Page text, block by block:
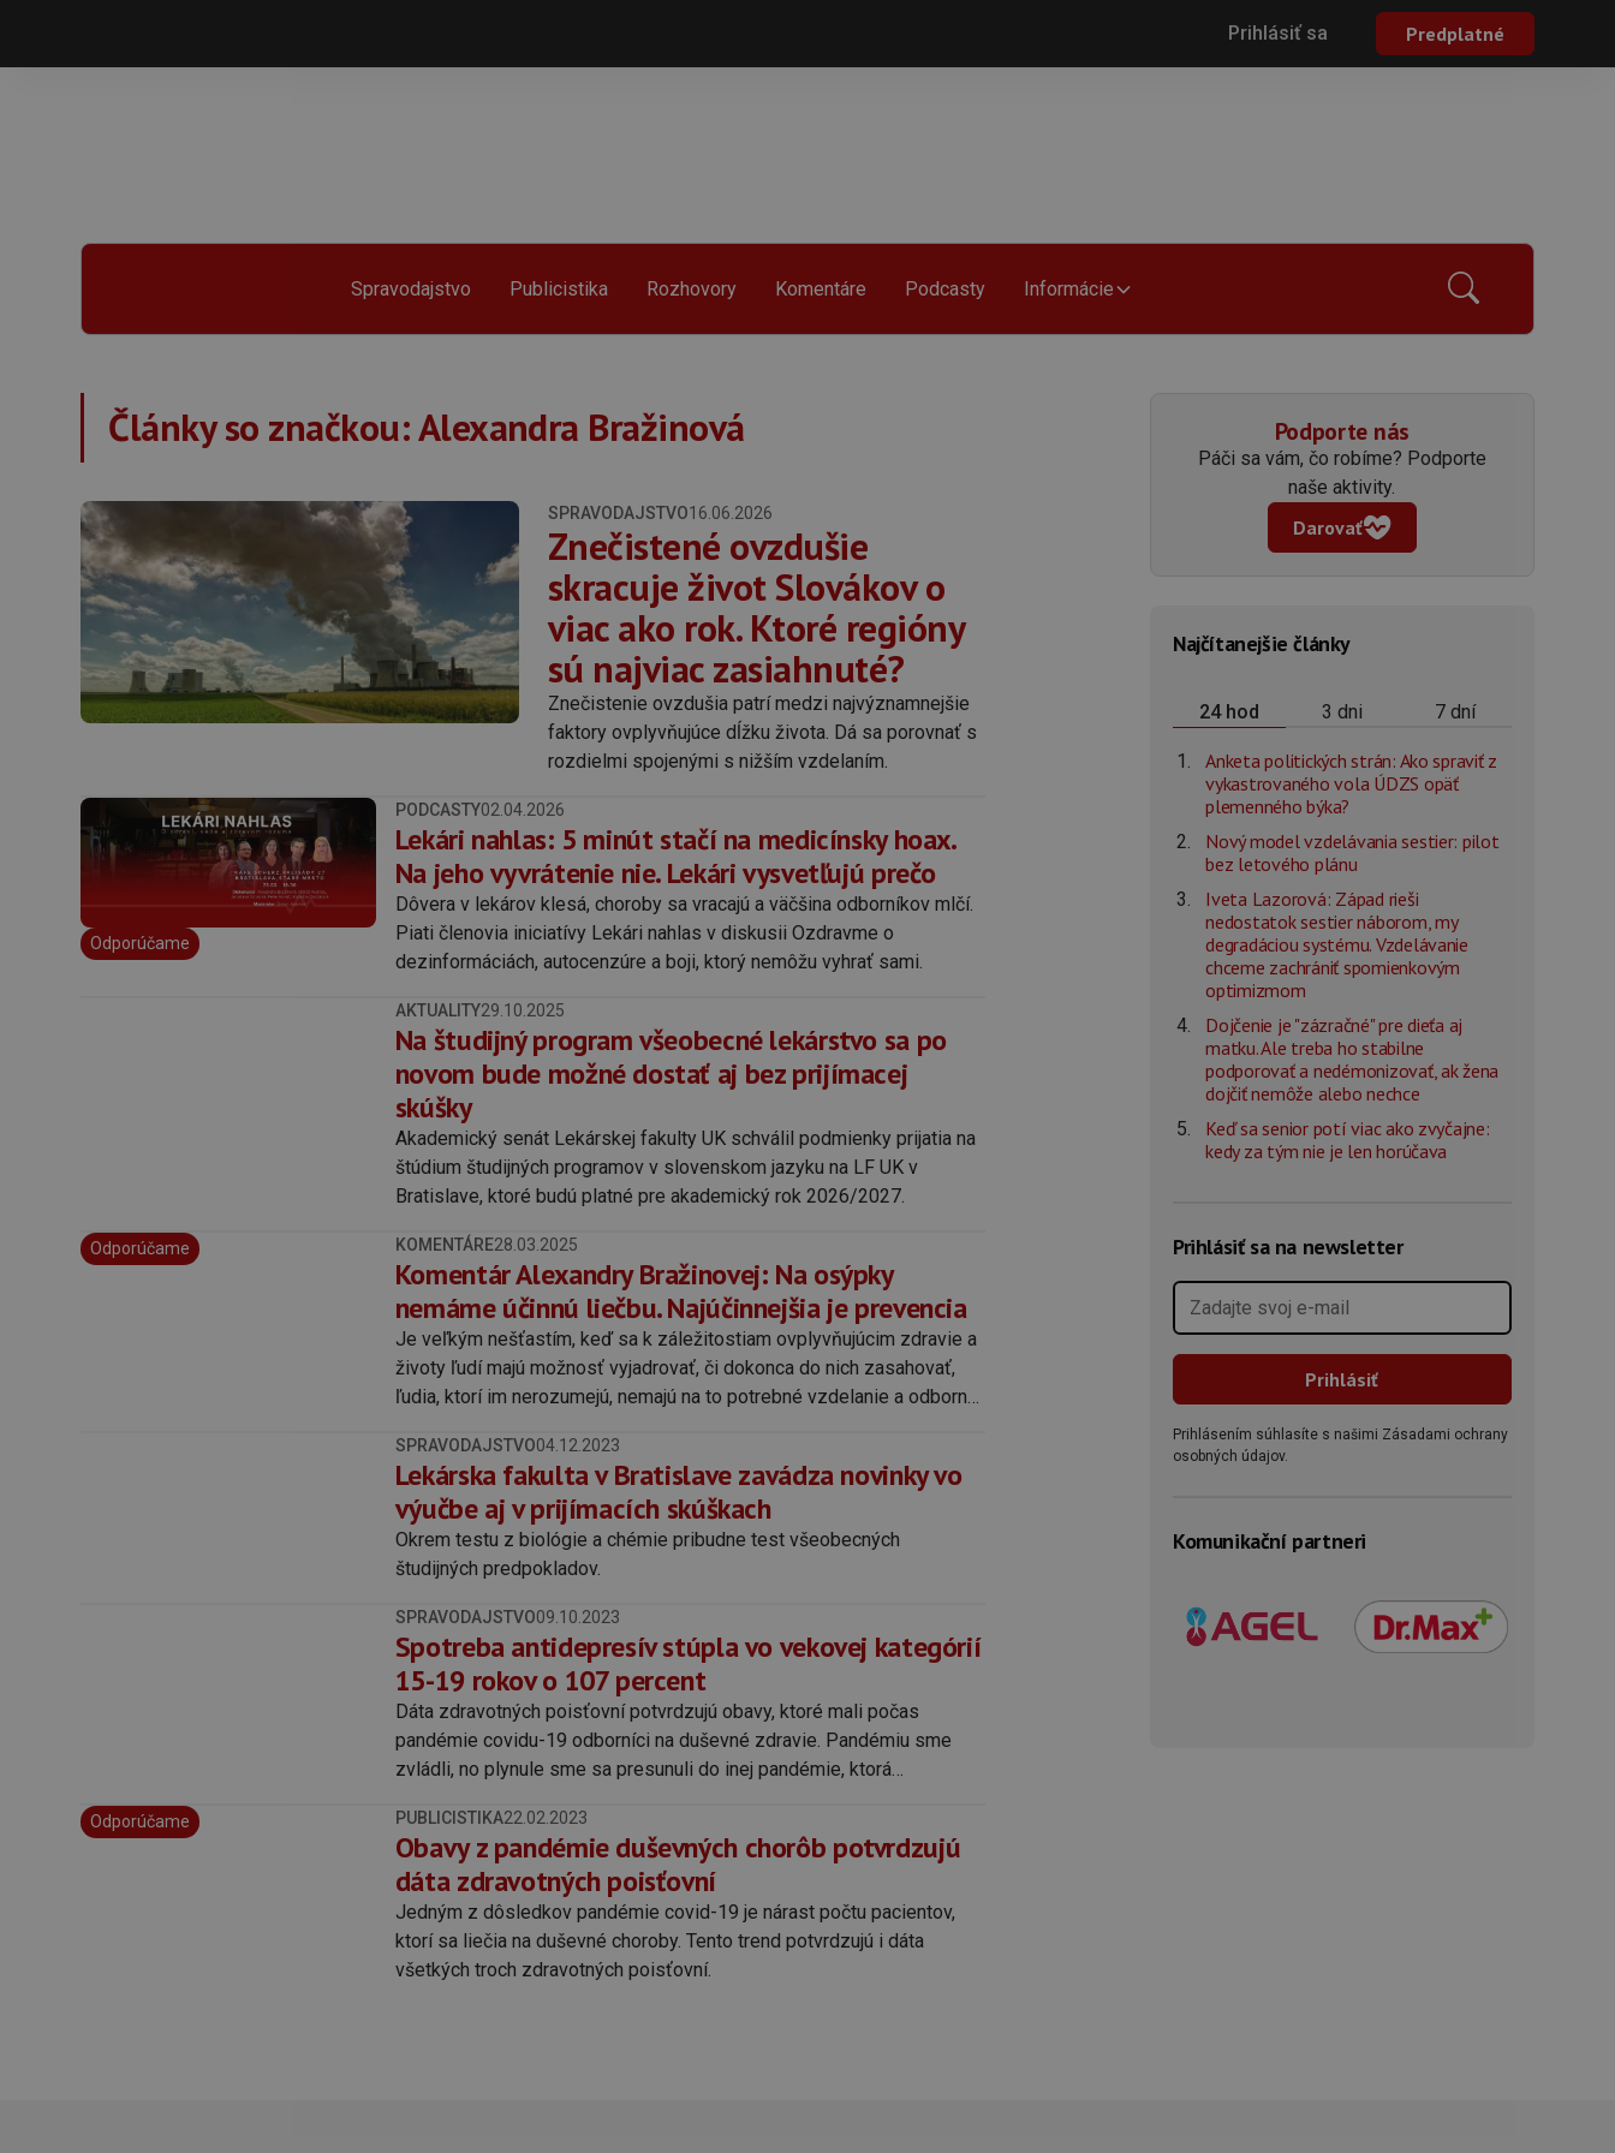
Prihlásiť sa Predplatné
Spravodajstvo Publicistika Rozhovory Komentáre Podcasty Informácie
Články so značkou:Alexandra Bražinová
SPRAVODAJSTVO16.06.2026
Znečistené ovzdušie
skracuje život Slovákov o
viac ako rok. Ktoré regióny
sú najviac zasiahnuté?
Znečistenie ovzdušia patrí medzi najvýznamnejšie
faktory ovplyvňujúce dĺžku života. Dá sa porovnať s
rozdielmi spojenými s nižším vzdelaním.
Odporúčame
PODCASTY02.04.2026
Lekári nahlas: 5 minút stačí na medicínsky hoax.
Na jeho vyvrátenie nie. Lekári vysvetľujú prečo
Dôvera v lekárov klesá, choroby sa vracajú a väčšina odborníkov mlčí.
Piati členovia iniciatívy Lekári nahlas v diskusii Ozdravme o
dezinformáciách, autocenzúre a boji, ktorý nemôžu vyhrať sami.
AKTUALITY29.10.2025
Na študijný program všeobecné lekárstvo sa po
novom bude možné dostať aj bez prijímacej
skúšky
Akademický senát Lekárskej fakulty UK schválil podmienky prijatia na
štúdium študijných programov v slovenskom jazyku na LF UK v
Bratislave, ktoré budú platné pre akademický rok 2026/2027.
Odporúčame KOMENTÁRE28.03.2025
Komentár Alexandry Bražinovej: Na osýpky
nemáme účinnú liečbu. Najúčinnejšia je prevencia
Je veľkým nešťastím, keď sa k záležitostiam ovplyvňujúcim zdravie a
životy ľudí majú možnosť vyjadrovať, či dokonca do nich zasahovať,
ľudia, ktorí im nerozumejú, nemajú na to potrebné vzdelanie a odborné
SPRAVODAJSTVO04.12.2023
Lekárska fakulta v Bratislave zavádza novinky vo
výučbe aj v prijímacích skúškach
Okrem testu z biológie a chémie pribudne test všeobecných
študijných predpokladov.
SPRAVODAJSTVO09.10.2023
Spotreba antidepresív stúpla vo vekovej kategórií
15-19 rokov o 107 percent
Dáta zdravotných poisťovní potvrdzujú obavy, ktoré mali počas
pandémie covidu-19 odborníci na duševné zdravie. Pandémiu sme
zvládli, no plynule sme sa presunuli do inej pandémie, ktorá
Odporúčame PUBLICISTIKA22.02.2023
Obavy z pandémie duševných chorôb potvrdzujú
dáta zdravotných poisťovní
Jedným z dôsledkov pandémie covid-19 je nárast počtu pacientov,
ktorí sa liečia na duševné choroby. Tento trend potvrdzujú i dáta
všetkých troch zdravotných poisťovní.
Podporte nás
Páči sa vám, čo robíme? Podporte
naše aktivity.
Darovať
Najčítanejšie články
24 hod 3 dni 7 dní
Anketa politických strán: Ako spraviť z
vykastrovaného vola ÚDZS opäť
plemenného býka?
Nový model vzdelávania sestier: pilot
bez letového plánu
Iveta Lazorová: Západ rieši
nedostatok sestier náborom, my
degradáciou systému. Vzdelávanie
chceme zachrániť spomienkovým
optimizmom
Dojčenie je "zázračné" pre dieťa aj
matku. Ale treba ho stabilne
podporovať a nedémonizovať, ak žena
dojčiť nemôže alebo nechce
Keď sa senior potí viac ako zvyčajne:
kedy za tým nie je len horúčava
Prihlásiť sa na newsletter
Prihlásením súhlasíte s našimi Zásadami ochrany
osobných údajov.
Komunikační partneri